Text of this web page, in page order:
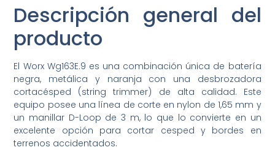
Descripción general del
producto
El Worx Wg163E.9 es una combinación única de batería
negra, metálica y naranja con una desbrozadora
cortacésped (string trimmer) de alta calidad. Este
equipo posee una línea de corte en nylon de 1,65 mm y
un manillar D-Loop de 3 m, lo que lo convierte en un
excelente opción para cortar cesped y bordes en
terrenos accidentados.